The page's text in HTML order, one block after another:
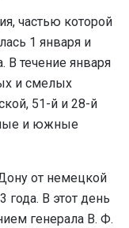
частью которой
1 января и
В течение января
и смелых
51-й и 28-й
и южные
от немецкой
года. В этот день
генерала В. Ф.